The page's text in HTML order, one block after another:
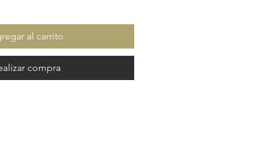
al carrito
compra